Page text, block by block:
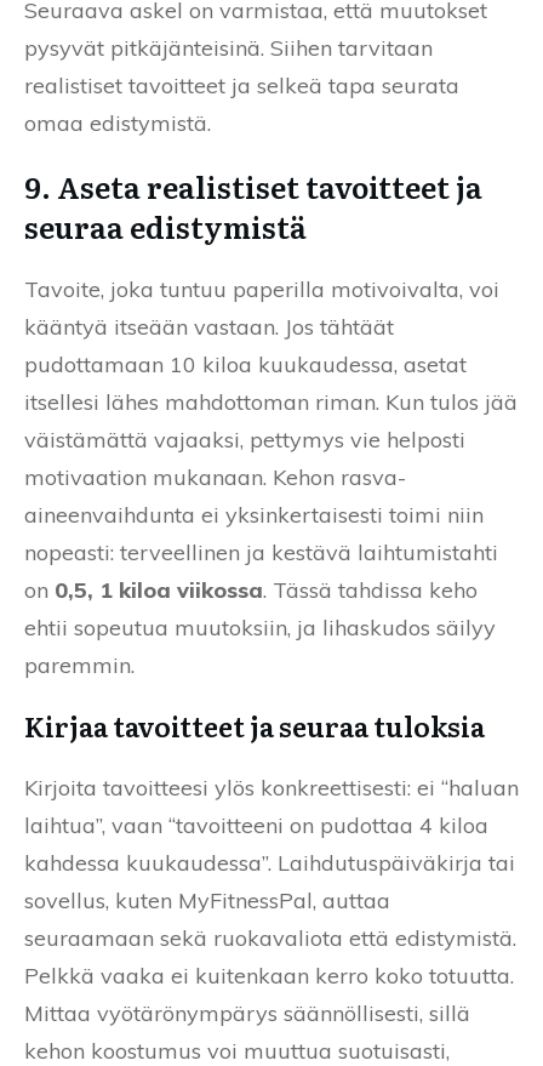
Seuraava askel on varmistaa, että muutokset
pysyvät pitkäjänteisinä. Siihen tarvitaan
realistiset tavoitteet ja selkeä tapa seurata
omaa edistymistä.
9. Aseta realistiset tavoitteet ja
seuraa edistymistä
Tavoite, joka tuntuu paperilla motivoivalta, voi
kääntyä itseään vastaan. Jos tähtäät
pudottamaan 10 kiloa kuukaudessa, asetat
itsellesi lähes mahdottoman riman. Kun tulos jää
väistämättä vajaaksi, pettymys vie helposti
motivaation mukanaan. Kehon rasva-
aineenvaihdunta ei yksinkertaisesti toimi niin
nopeasti: terveellinen ja kestävä laihtumistahti
on 0,5, 1 kiloa viikossa. Tässä tahdissa keho
ehtii sopeutua muutoksiin, ja lihaskudos säilyy
paremmin.
Kirjaa tavoitteet ja seuraa tuloksia
Kirjoita tavoitteesi ylös konkreettisesti: ei “haluan
laihtua”, vaan “tavoitteeni on pudottaa 4 kiloa
kahdessa kuukaudessa”. Laihdutuspäiväkirja tai
sovellus, kuten MyFitnessPal, auttaa
seuraamaan sekä ruokavaliota että edistymistä.
Pelkkä vaaka ei kuitenkaan kerro koko totuutta.
Mittaa vyötärönympärys säännöllisesti, sillä
kehon koostumus voi muuttua suotuisasti,